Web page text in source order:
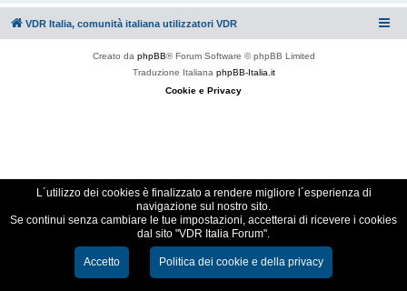
VDR Italia, comunità italiana utilizzatori VDR
Creato da phpBB® Forum Software © phpBB Limited
Traduzione Italiana phpBB-Italia.it
Cookie e Privacy
L´utilizzo dei cookies è finalizzato a rendere migliore l´esperienza di
navigazione sul nostro sito.
Se continui senza cambiare le tue impostazioni, accetterai di ricevere i cookies
dal sito "VDR Italia Forum".
Accetto Politica dei cookie e della privacy